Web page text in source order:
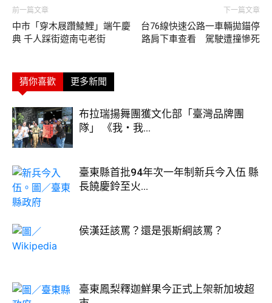
前一篇文章
中市「穿木屐躦鯪鯉」端午慶
典 千人踩街遊南屯老街
下一篇文章
台76線快速公路一車輛拋錨停
路肩下車查看 駕駛遭撞慘死
猜你喜歡 更多新聞
布拉瑞揚舞團獲文化部「臺灣品牌團
隊」 《我・我...
臺東縣首批94年次一年制新兵今入伍 縣
長饒慶鈴至火...
侯漢廷該罵？還是張斯綱該罵？
臺東鳳梨釋迦鮮果今正式上架新加坡超